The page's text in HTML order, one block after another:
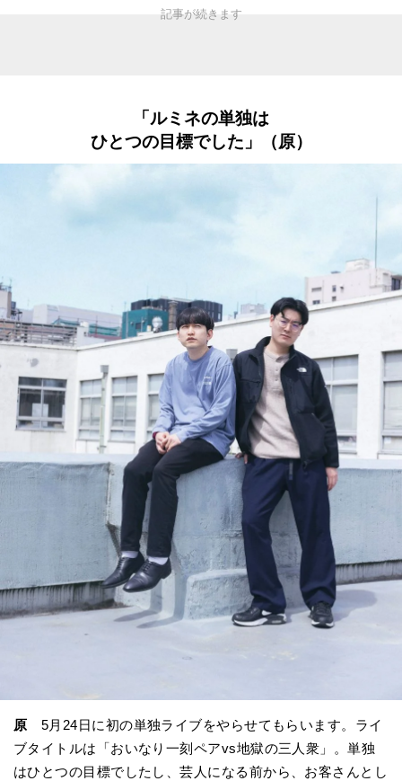
「ルミネの単独は
ひとつの目標でした」（原）
原 5月24日に初の単独ライブをやらせてもらいます。ライ
ブタイトルは「おいなり一刻ペアvs地獄の三人衆」。単独
はひとつの目標でしたし、芸人になる前から、お客さんとし